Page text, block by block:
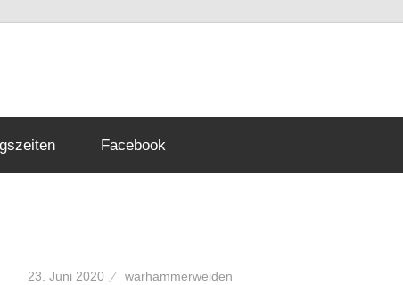
Facebook
23. Juni 2020 warhammerweiden